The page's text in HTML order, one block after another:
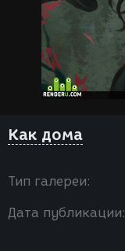
Как дома
Тип галереи:
Дата публикации: